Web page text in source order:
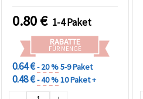
– 2 Stück
0.80€ 1-4 Paket
RABATTE
FÜR MENGE
0.64 €- 20 %5-9 Paket
0.48 €- 40 %10 Paket +